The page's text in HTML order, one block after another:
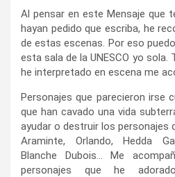
Al pensar en este Mensaje que
hayan pedido que escriba, he
de estas escenas. Por eso
esta sala de la UNESCO yo
he interpretado en escena me
Personajes que parecieron irse
que han cavado una vida
ayudar o destruir los personajes
Araminte, Orlando, Hedda
Blanche Dubois… Me
personajes que he